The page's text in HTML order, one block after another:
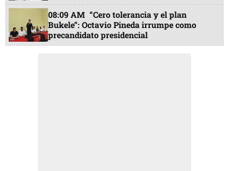
08:09 AM “Cero tolerancia y el plan
Bukele”: Octavio Pineda irrumpe como
precandidato presidencial